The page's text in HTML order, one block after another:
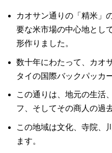
カオサン通りの「精米」
要な米市場の中心地とし
形作りました。
数十年にわたって、カオ
タイの国際バックパッカ
この通りは、地元の生活
フ、そしてその商人の過
この地域は文化、寺院、
ます。